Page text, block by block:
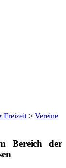
Freizeit > Vereine
Bereich der